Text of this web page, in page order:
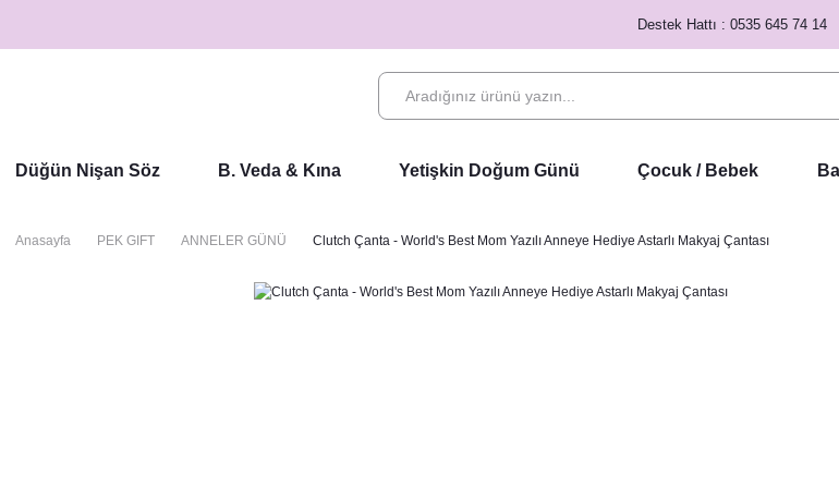
Destek Hattı : 0535 645 74 14
Düğün Nişan Söz B. Veda & Kına Yetişkin Doğum Günü Çocuk / Bebek
Anasayfa PEK GIFT ANNELER GÜNÜ Clutch Çanta - World's Best Mom Yazılı Anneye Hediye Astarlı Makyaj Çantası